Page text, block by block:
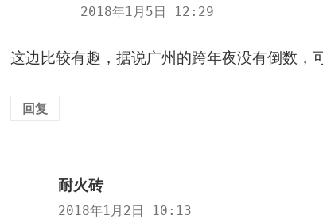
道：
2018年1月5日 12:29
这边比较有趣，据说广州的跨年夜没有倒数，
回复
耐火砖说
道：
2018年1月2日 10:13